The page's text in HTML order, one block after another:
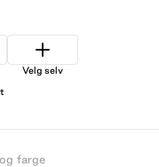
Velg selv
farge